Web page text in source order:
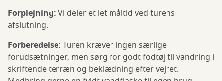
Forplejning: Vi deler et let måltid ved turens
afslutning.
Forberedelse: Turen kræver ingen særlige
forudsætninger, men sørg for godt fodtøj til vandring i
skriftende terræn og beklædning efter vejret.